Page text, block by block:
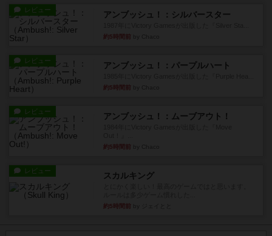
レビュー アンブッシュ！：シルバースター
約5時間前
レビュー アンブッシュ！：パープルハート
約5時間前
レビュー アンブッシュ！：ムーブアウト！
約5時間前
レビュー スカルキング
約5時間前